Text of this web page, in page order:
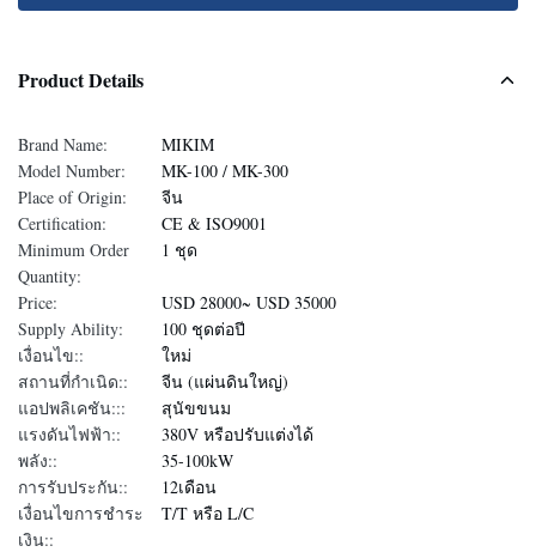
Product Details
Brand Name:
MIKIM
Model Number:
MK-100 / MK-300
Place of Origin:
จีน
Certification:
CE & ISO9001
Minimum Order
Quantity:
1 ชุด
Price:
USD 28000~ USD 35000
Supply Ability:
100 ชุดต่อปี
เงื่อนไข::
ใหม่
สถานที่กำเนิด::
จีน (แผ่นดินใหญ่)
แอปพลิเคชัน:::
สุนัขขนม
แรงดันไฟฟ้า::
380V หรือปรับแต่งได้
พลัง::
35-100kW
การรับประกัน::
12เดือน
เงื่อนไขการชำระ
เงิน::
T/T หรือ L/C